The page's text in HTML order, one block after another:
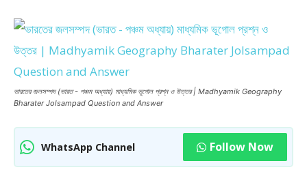
ভারতের জলসম্পদ (ভারত - পঞ্চম অধ্যায়) মাধ্যমিক ভূগোল প্রশ্ন ও উত্তর | Madhyamik Geography
Bharater Jolsampad Question and Answer
WhatsApp Channel Follow Now